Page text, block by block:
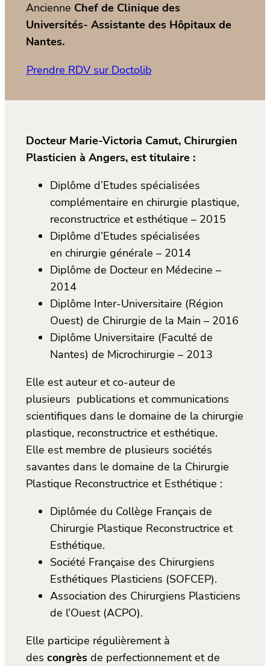
Ancienne Chef de Clinique des
Universités- Assistante des Hôpitaux de
Nantes.
Prendre RDV sur Doctolib
Docteur Marie-Victoria Camut, Chirurgien
Plasticien à Angers, est titulaire :
Diplôme d’Etudes spécialisées
complémentaire en chirurgie plastique,
reconstructrice et esthétique – 2015
Diplôme d’Etudes spécialisées
en chirurgie générale – 2014
Diplôme de Docteur en Médecine –
2014
Diplôme Inter-Universitaire (Région
Ouest) de Chirurgie de la Main – 2016
Diplôme Universitaire (Faculté de
Nantes) de Microchirurgie – 2013
Elle est auteur et co-auteur de
plusieurs publications et communications
scientifiques dans le domaine de la chirurgie
plastique, reconstructrice et esthétique.
Elle est membre de plusieurs sociétés
savantes dans le domaine de la Chirurgie
Plastique Reconstructrice et Esthétique :
Diplômée du Collège Français de
Chirurgie Plastique Reconstructrice et
Esthétique.
Société Française des Chirurgiens
Esthétiques Plasticiens (SOFCEP).
Association des Chirurgiens Plasticiens
de l’Ouest (ACPO).
Elle participe régulièrement à
des congrèsde perfectionnement et de